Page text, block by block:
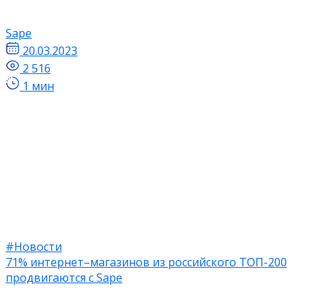
Sape
20.03.2023
2 516
1 мин
#Новости
71% интернет–магазинов из российского ТОП-200
продвигаются с Sape